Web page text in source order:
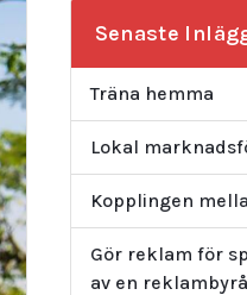
Senaste
Träna hemma
Lokal
Kopplingen
Gör reklam för
av en reklambyrå